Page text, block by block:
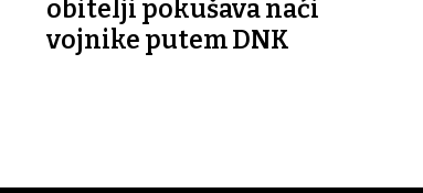
obitelji pokušava naći
vojnike putem DNK